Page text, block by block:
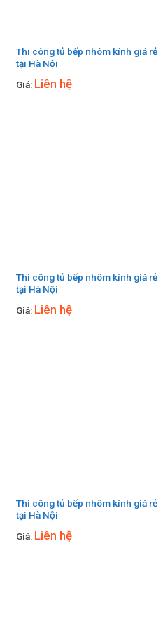
Thi công tủ bếp nhôm kính giá rẻ
tại Hà Nội
Giá: Liên hệ
Thi công tủ bếp nhôm kính giá rẻ
tại Hà Nội
Giá: Liên hệ
Thi công tủ bếp nhôm kính giá rẻ
tại Hà Nội
Giá: Liên hệ